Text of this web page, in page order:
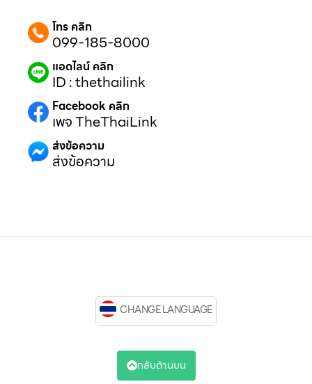
โทร คลิก
099-185-8000
แอดไลน์ คลิก
ID : thethailink
Facebook คลิก
เพจ TheThaiLink
ส่งข้อความ
ส่งข้อความ
CHANGE LANGUAGE
กลับด้านบน